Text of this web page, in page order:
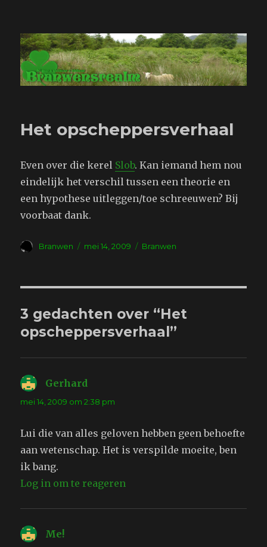
Branwensrealm.com
Het opscheppersverhaal
Even over die kerel Slob. Kan iemand hem nou
eindelijk het verschil tussen een theorie en
een hypothese uitleggen/toe schreeuwen? Bij
voorbaat dank.
Auteur
Branwen
Geplaatst
mei 14, 2009 Tags
Branwen
3 gedachten over “Het
opscheppersverhaal”
Gerhard
mei 14, 2009 om 2:38 pm
Lui die van alles geloven hebben geen behoefte
aan wetenschap. Het is verspilde moeite, ben
ik bang.
Log in om te reageren
Me!